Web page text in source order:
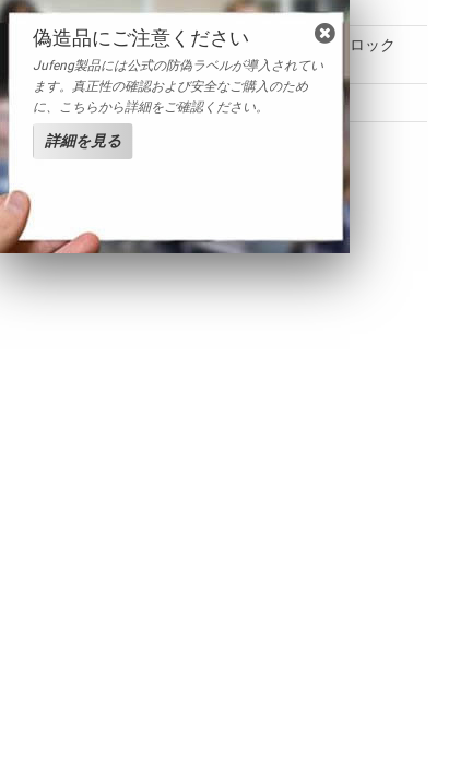
電子機器保守
Henkel Loctite(ヘンケルロック
タイト)
卓上型リフロー炉
偽造品にご注意ください
Jufeng製品には公式の防偽ラベルが導入されてい
ます。真正性の確認および安全なご購入のため
に、こちらから詳細をご確認ください。
詳細を見る